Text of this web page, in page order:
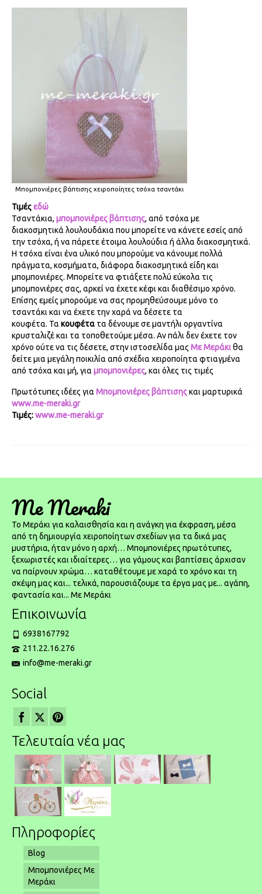
Μπομπονιέρες βάπτισης χειροποίητες τσόχα τσαντάκι
Τιμέςεδώ
Τσαντάκια, μπομπονιέρες βάπτισης, από τσόχα με
διακοσμητικά λουλουδάκια που μπορείτε να κάνετε εσείς από
την τσόχα, ή να πάρετε έτοιμα λουλούδια ή άλλα διακοσμητικά.
Η τσόχα είναι ένα υλικό που μπορούμε να κάνουμε πολλά
πράγματα, κοσμήματα, διάφορα διακοσμητικά είδη και
μπομπονιέρες. Μπορείτε να φτιάξετε πολύ εύκολα τις
μπομπονιέρες σας, αρκεί να έχετε κέφι και διαθέσιμο χρόνο.
Επίσης εμείς μπορούμε να σας προμηθεύσουμε μόνο το
τσαντάκι και να έχετε την χαρά να δέσετε τα
κουφέτα. Τα κουφέτα τα δένουμε σε μαντήλι οργαντίνα
κρυσταλιζέ και τα τοποθετούμε μέσα. Αν πάλι δεν έχετε τον
χρόνο ούτε να τις δέσετε, στην ιστοσελίδα μας Με Μεράκιθα
δείτε μια μεγάλη ποικιλία από σχέδια χειροποίητα φτιαγμένα
από τσόχα και μή, για μπομπονιέρες, και όλες τις τιμές
Πρωτότυπες ιδέες για Μπομπονιέρες βάπτισηςκαι μαρτυρικά
www.me-meraki.gr
Τιμές:www.me-meraki.gr
Me Meraki
To Μεράκι για καλαισθησία και η ανάγκη για έκφραση, μέσα
από τη δημιουργία χειροποίητων σχεδίων για τα δικά μας
μυστήρια, ήταν μόνο η αρχή… Μπομπονιέρες πρωτότυπες,
ξεχωριστές και ιδιαίτερες… για γάμους και βαπτίσεις άρχισαν
να παίρνουν χρώμα… καταθέτουμε με χαρά το χρόνο και τη
σκέψη μας και... τελικά, παρουσιάζουμε τα έργα μας με... αγάπη,
φαντασία και... Με Μεράκι
Επικοινωνία
6938167792
211.22.16.276
info@me-meraki.gr
Social
Τελευταία νέα μας
Πληροφορίες
Blog
Μπομπονιέρες Με
Μεράκι